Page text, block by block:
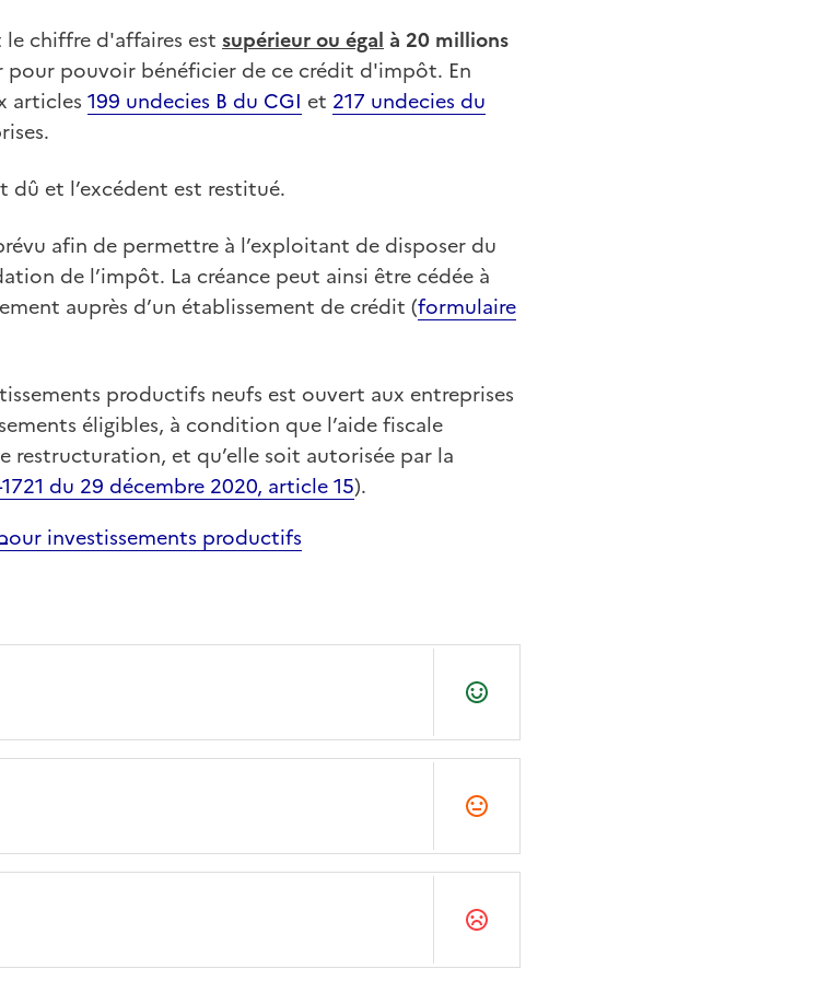
chiffre d'affaires est supérieur ou égal à 20 millions
pour pouvoir bénéficier de ce crédit d'impôt. En
articles 199 undecies B du CGI et 217 undecies du
dû et l’excédent est restitué.
afin de permettre à l’exploitant de disposer du
de l’impôt. La créance peut ainsi être cédée à
auprès d’un établissement de crédit (formulaire
productifs neufs est ouvert aux entreprises
éligibles, à condition que l’aide fiscale
restructuration, et qu’elle soit autorisée par la
du 29 décembre 2020, article 15).
investissements productifs